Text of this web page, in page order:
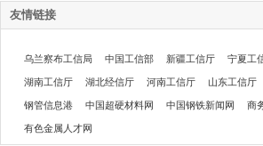
友情链接
乌兰察布工信局 中国工信部 新疆工信厅 宁夏工
湖南工信厅 湖北经信厅 河南工信厅 山东工信厅
钢管信息港 中国超硬材料网 中国钢铁新闻网 商
有色金属人才网